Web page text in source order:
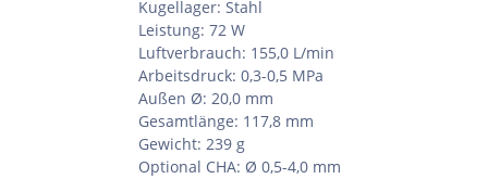
Kugellager: Stahl
Leistung: 72 W
Luftverbrauch: 155,0 L/min
Arbeitsdruck: 0,3-0,5 MPa
Außen Ø: 20,0 mm
Gesamtlänge: 117,8 mm
Gewicht: 239 g
Optional CHA: Ø 0,5-4,0 mm